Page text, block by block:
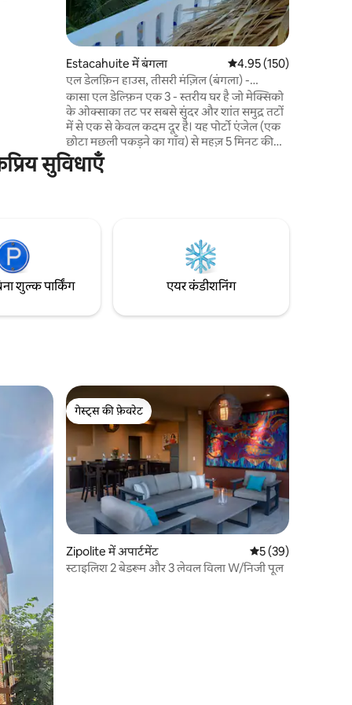
Estacahuite में बंगला औसत रेटिंग 5 में से 4.95,
4.95 (150)
एल डेलफ़िन हाउस, तीसरी मंज़िल (बंगला) -
एस्टाकाहुइट
कासा एल डेल्फ़िन एक 3 - स्तरीय घर है जो मेक्सिको
के ओक्साका तट पर सबसे सुंदर और शांत समुद्र तटों
में से एक से केवल कदम दूर है। यह पोर्टो एंजेल (एक
छोटा मछली पकड़ने का गाँव) से महज़ 5 मिनट की
दूरी पर और Huatulco हवाई अड्डे से 40 मिनट की
दूरी पर Estacahuite की खाड़ी पर स्थित है। यह
सुविधाएँ
शुल्क पार्किंग एयर कंडीशनिंग
गेस्ट्स की फ़ेवरेट
गेस्ट्स की फ़ेवरेट
Zipolite में अपार्टमेंट औसत रेटिंग 5 में से 5,
5 (39)
स्टाइलिश 2 बेडरूम और 3 लेवल विला W/निजी पूल